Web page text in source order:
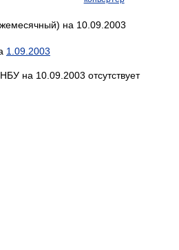
на 10.09.2003
1.09.2003
на 10.09.2003 отсутствует